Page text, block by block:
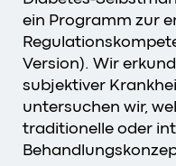
ein Programm zur
Version). Wir
subjektiver
untersuchen wir,
traditionelle oder